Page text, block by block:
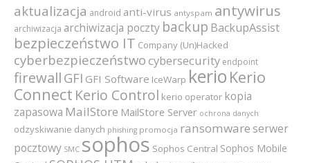
aktualizacja android anti-virus antyspam antywirus
archiwizacja archiwizacja poczty backup BackupAssist
bezpieczeństwo IT Company (Un)Hacked
cyberbezpieczeństwocybersecurity endpoint
firewall GFI GFI Software IceWarp kerio Kerio
Connect Kerio Control kerio operator kopia
zapasowa MailStore MailStore Server ochrona danych
odzyskiwanie danych phishing promocja ransomware serwer
pocztowy SMC sophos Sophos Central Sophos Mobile